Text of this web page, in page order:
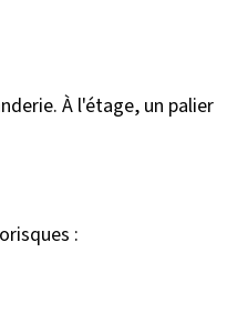
À l'étage, un palier
: